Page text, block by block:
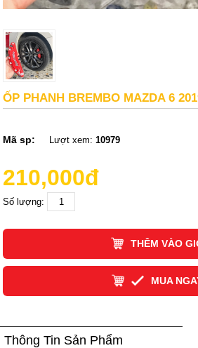
ỐP PHANH BREMBO MAZDA 6
Mã sp: Lượt xem:10979
210,000đ
Số lượng:
THÊM VÀO
MUA
Thông Tin Sản Phẩm